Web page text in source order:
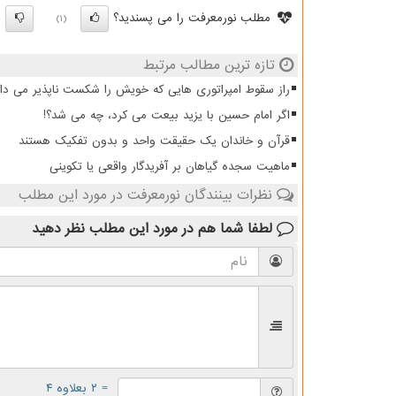
مطلب نورمعرفت را می پسندید؟ (1)
تازه ترین مطالب مرتبط
راز سقوط امپراتوری هایی که خویش را شکست ناپذیر می
اگر امام حسین با یزید بیعت می کرد، چه می شد؟!
قرآن و خاندان یک حقیقت واحد و بدون تفکیک هستند
ماهیت سجده گیاهان بر آفریدگار واقعی یا تکوینی
نظرات بینندگان نورمعرفت در مورد این مطلب
لطفا شما هم در مورد این مطلب نظر دهید
= ۲ بعلاوه ۴